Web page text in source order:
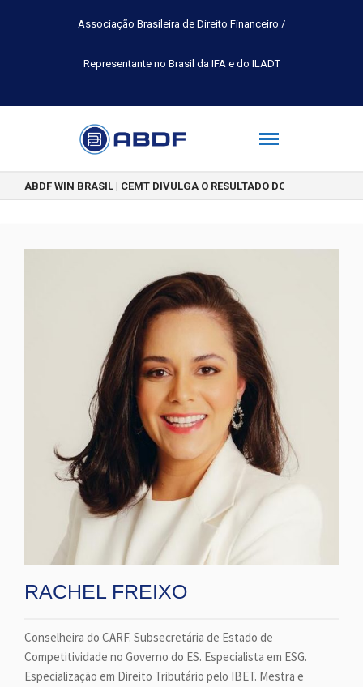
Associação Brasileira de Direito Financeiro /
Representante no Brasil da IFA e do ILADT
ABDF WIN BRASIL | CEMT DIVULGA O RESULTADO DO CONCURSO
RACHEL FREIXO
Conselheira do CARF. Subsecretária de Estado de
Competitividade no Governo do ES. Especialista em ESG.
Especialização em Direito Tributário pelo IBET. Mestra e